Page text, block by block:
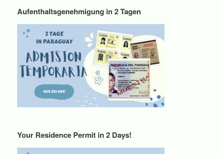
Aufenthaltsgenehmigung in 2 Tagen
Your Residence Permit in 2 Days!